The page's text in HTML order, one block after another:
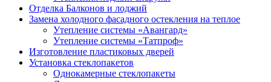
Отделка Балконов и лоджий
Замена холодного фасадного остекления на теплое
Утепление системы «Авангард»
Утепление системы «Татпроф»
Изготовление пластиковых дверей
Установка стеклопакетов
Однокамерные стеклопакеты